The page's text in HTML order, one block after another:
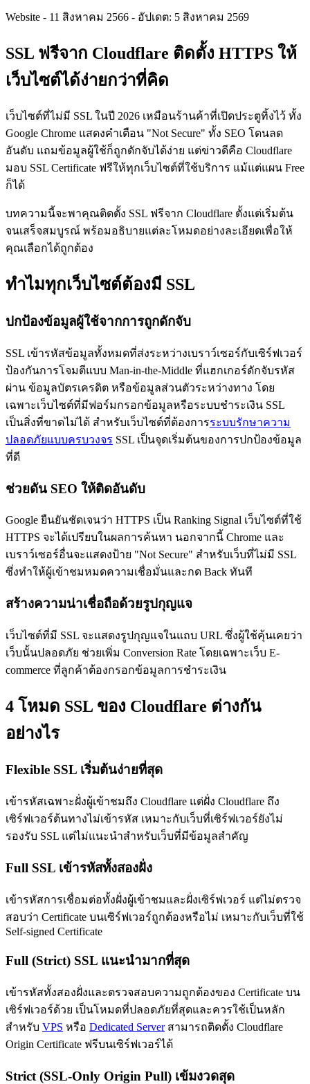
Website - 11 สิงหาคม 2566 - อัปเดต: 5 สิงหาคม 2569
SSL ฟรีจาก Cloudflare ติดตั้ง HTTPS ให้
เว็บไซต์ได้ง่ายกว่าที่คิด
เว็บไซต์ที่ไม่มี SSL ในปี 2026 เหมือนร้านค้าที่เปิดประตูทิ้งไว้ ทั้ง
Google Chrome แสดงคำเตือน "Not Secure" ทั้ง SEO โดนลด
อันดับ แถมข้อมูลผู้ใช้ก็ถูกดักจับได้ง่าย แต่ข่าวดีคือ Cloudflare
มอบ SSL Certificate ฟรีให้ทุกเว็บไซต์ที่ใช้บริการ แม้แต่แผน Free
ก็ได้
บทความนี้จะพาคุณติดตั้ง SSL ฟรีจาก Cloudflare ตั้งแต่เริ่มต้น
จนเสร็จสมบูรณ์ พร้อมอธิบายแต่ละโหมดอย่างละเอียดเพื่อให้
คุณเลือกได้ถูกต้อง
ทำไมทุกเว็บไซต์ต้องมี SSL
ปกป้องข้อมูลผู้ใช้จากการถูกดักจับ
SSL เข้ารหัสข้อมูลทั้งหมดที่ส่งระหว่างเบราว์เซอร์กับเซิร์ฟเวอร์
ป้องกันการโจมตีแบบ Man-in-the-Middle ที่แฮกเกอร์ดักจับรหัส
ผ่าน ข้อมูลบัตรเครดิต หรือข้อมูลส่วนตัวระหว่างทาง โดย
เฉพาะเว็บไซต์ที่มีฟอร์มกรอกข้อมูลหรือระบบชำระเงิน SSL
เป็นสิ่งที่ขาดไม่ได้ สำหรับเว็บไซต์ที่ต้องการระบบรักษาความ
ปลอดภัยแบบครบวงจร SSL เป็นจุดเริ่มต้นของการปกป้องข้อมูล
ที่ดี
ช่วยดัน SEO ให้ติดอันดับ
Google ยืนยันชัดเจนว่า HTTPS เป็น Ranking Signal เว็บไซต์ที่ใช้
HTTPS จะได้เปรียบในผลการค้นหา นอกจากนี้ Chrome และ
เบราว์เซอร์อื่นจะแสดงป้าย "Not Secure" สำหรับเว็บที่ไม่มี SSL
ซึ่งทำให้ผู้เข้าชมหมดความเชื่อมั่นและกด Back ทันที
สร้างความน่าเชื่อถือด้วยรูปกุญแจ
เว็บไซต์ที่มี SSL จะแสดงรูปกุญแจในแถบ URL ซึ่งผู้ใช้คุ้นเคยว่า
เว็บนั้นปลอดภัย ช่วยเพิ่ม Conversion Rate โดยเฉพาะเว็บ E-
commerce ที่ลูกค้าต้องกรอกข้อมูลการชำระเงิน
4 โหมด SSL ของ Cloudflare ต่างกัน
อย่างไร
Flexible SSL เริ่มต้นง่ายที่สุด
เข้ารหัสเฉพาะฝั่งผู้เข้าชมถึง Cloudflare แต่ฝั่ง Cloudflare ถึง
เซิร์ฟเวอร์ต้นทางไม่เข้ารหัส เหมาะกับเว็บที่เซิร์ฟเวอร์ยังไม่
รองรับ SSL แต่ไม่แนะนำสำหรับเว็บที่มีข้อมูลสำคัญ
Full SSL เข้ารหัสทั้งสองฝั่ง
เข้ารหัสการเชื่อมต่อทั้งฝั่งผู้เข้าชมและฝั่งเซิร์ฟเวอร์ แต่ไม่ตรวจ
สอบว่า Certificate บนเซิร์ฟเวอร์ถูกต้องหรือไม่ เหมาะกับเว็บที่ใช้
Self-signed Certificate
Full (Strict) SSL แนะนำมากที่สุด
เข้ารหัสทั้งสองฝั่งและตรวจสอบความถูกต้องของ Certificate บน
เซิร์ฟเวอร์ด้วย เป็นโหมดที่ปลอดภัยที่สุดและควรใช้เป็นหลัก
สำหรับ VPS หรือ Dedicated Serverสามารถติดตั้ง Cloudflare
Origin Certificate ฟรีบนเซิร์ฟเวอร์ได้
Strict (SSL-Only Origin Pull) เข้มงวดสุด